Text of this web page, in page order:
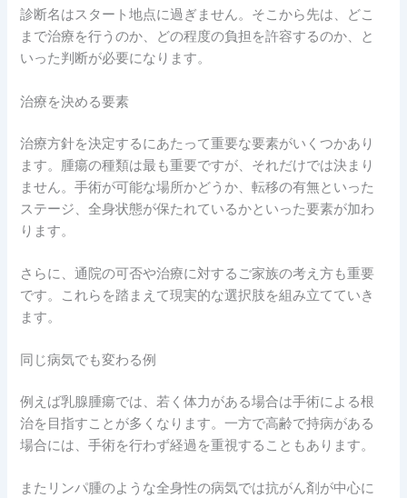
診断名はスタート地点に過ぎません。そこから先は、どこ
まで治療を行うのか、どの程度の負担を許容するのか、と
いった判断が必要になります。
治療を決める要素
治療方針を決定するにあたって重要な要素がいくつかあり
ます。腫瘍の種類は最も重要ですが、それだけでは決まり
ません。手術が可能な場所かどうか、転移の有無といった
ステージ、全身状態が保たれているかといった要素が加わ
ります。
さらに、通院の可否や治療に対するご家族の考え方も重要
です。これらを踏まえて現実的な選択肢を組み立てていき
ます。
同じ病気でも変わる例
例えば乳腺腫瘍では、若く体力がある場合は手術による根
治を目指すことが多くなります。一方で高齢で持病がある
場合には、手術を行わず経過を重視することもあります。
またリンパ腫のような全身性の病気では抗がん剤が中心に